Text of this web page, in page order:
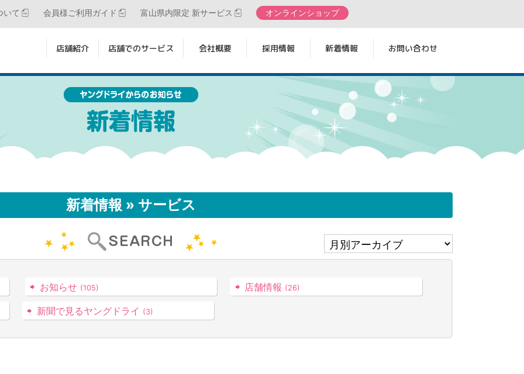
いて 会員様ご利用ガイド 富山県内限定 新サービス オンラインショップ
店舗紹介 店舗でのサービス 会社概要 採用情報 新着情報 お問い合わせ
新着情報 » サービス
お知らせ (105) 店舗情報 (26)
新聞で見るヤングドライ (3)